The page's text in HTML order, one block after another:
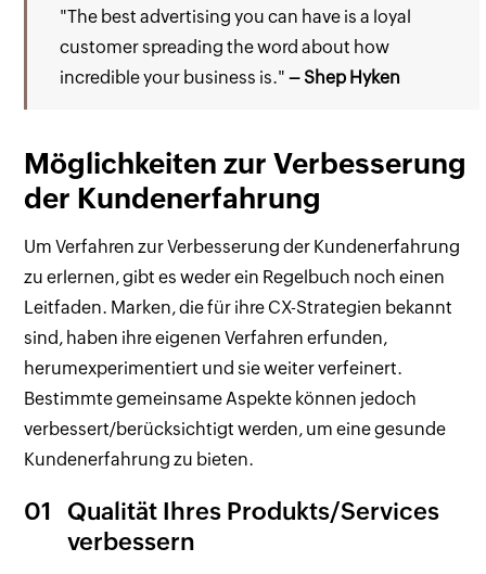
"The best advertising you can have is a loyal
customer spreading the word about how
incredible your business is."– Shep Hyken
Möglichkeiten zur Verbesserung
der Kundenerfahrung
Um Verfahren zur Verbesserung der Kundenerfahrung
zu erlernen, gibt es weder ein Regelbuch noch einen
Leitfaden. Marken, die für ihre CX-Strategien bekannt
sind, haben ihre eigenen Verfahren erfunden,
herumexperimentiert und sie weiter verfeinert.
Bestimmte gemeinsame Aspekte können jedoch
verbessert/berücksichtigt werden, um eine gesunde
Kundenerfahrung zu bieten.
01
Qualität Ihres Produkts/Services
verbessern